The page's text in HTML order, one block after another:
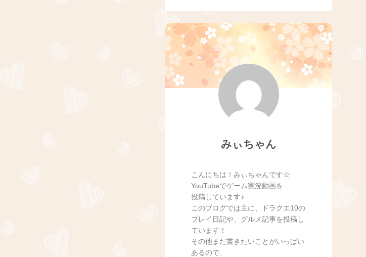
みぃちゃん
こんにちは！みぃちゃんです☆
YouTubeでゲーム実況動画を
投稿しています♪
このブログでは主に、ドラクエ10の
プレイ日記や、グルメ記事を投稿し
ています！
その他まだ書きたいことがいっぱい
あるので、